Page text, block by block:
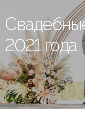
2021 года